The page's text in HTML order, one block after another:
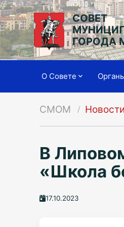
СОВЕТ
ГОРОДА
О Совете
СМОМ Новости
В
«Школа
17.10.2023